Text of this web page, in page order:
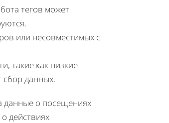
тегов может
или несовместимых с
такие как низкие
сбор данных.
данные о посещениях
действиях